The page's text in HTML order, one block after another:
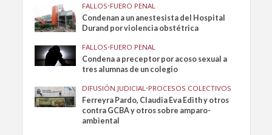
FALLOS•FUERO PENAL
Condenan a un anestesista del Hospital
Durand por violencia obstétrica
FALLOS•FUERO PENAL
Condena a preceptor por acoso sexual a
tres alumnas de un colegio
DIFUSIÓN JUDICIAL •PROCESOS COLECTIVOS
Ferreyra Pardo, Claudia Eva Edith y otros
contra GCBA y otros sobre amparo-
ambiental